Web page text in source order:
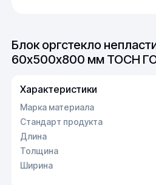
Блок оргстекло
60х500х800 мм ТОСН
Характеристики
Марка материала
Стандарт продукта
Длина
Толщина
Ширина